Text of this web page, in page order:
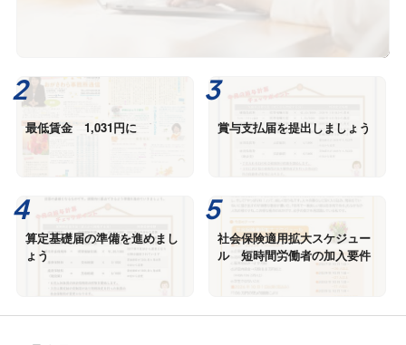
最低賃金 1,031円に 賞与支払届を提出しましょう
算定基礎届の準備を進めまし
ょう
社会保険適用拡大スケジュー
ル 短時間労働者の加入要件